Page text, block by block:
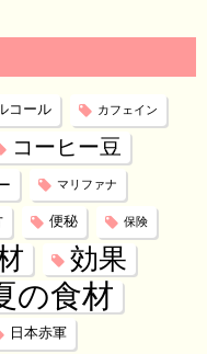
コール カフェイン
コーヒー豆
マリファナ
便秘 保険
効果
の食材
日本赤軍